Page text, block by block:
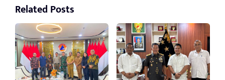
Related Posts